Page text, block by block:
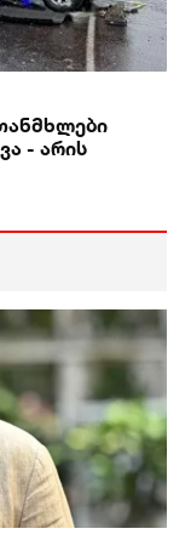
- არის